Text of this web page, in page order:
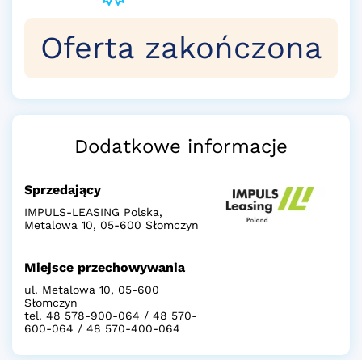
Oferta zakończona
Dodatkowe informacje
Sprzedający
IMPULS-LEASING Polska,
Metalowa 10, 05-600 Słomczyn
Miejsce przechowywania
ul. Metalowa 10, 05-600
Słomczyn
tel. 48 578-900-064 / 48 570-
600-064 / 48 570-400-064